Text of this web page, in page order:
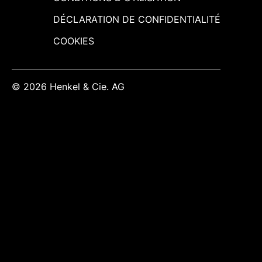
DÉCLARATION DE CONFIDENTIALITÉ
COOKIES
© 2026 Henkel & Cie. AG